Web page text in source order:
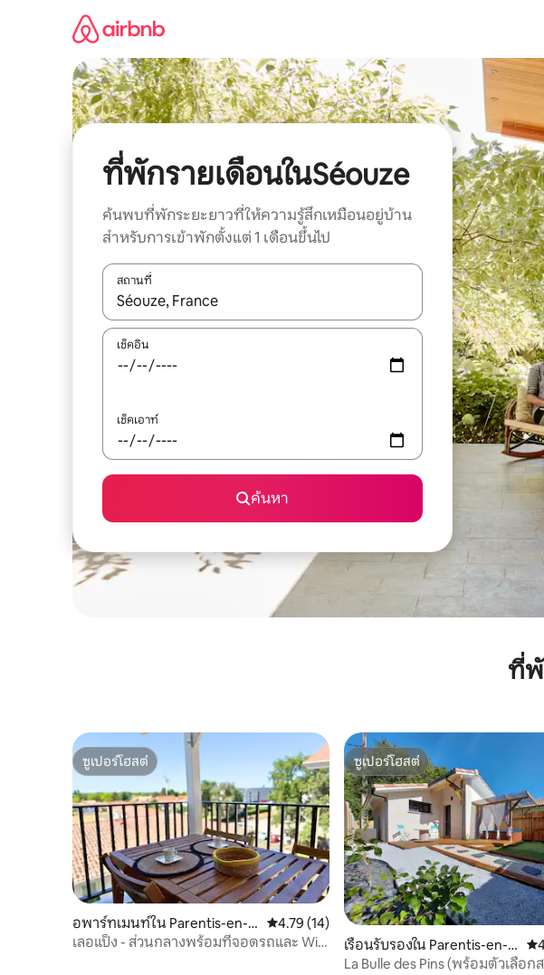
ที่พักรายเดือนในSéouze
ค้นพบที่พักระยะยาวที่ให้ความรู้สึกเหมือนอยู่บ้าน
สำหรับการเข้าพักตั้งแต่ 1 เดือนขึ้นไป
สถานที่
ใช้ลูกศรขึ้นลง หรือใช้การสัมผัสหรือปัด เพื่อสำรวจผลการค้นหา
เช็คอิน
เช็คเอาท์
ค้นหา
ที่พั
ซูเปอร์โฮสต์
ซูเปอร์โฮสต์
อพาร์ทเมนท์ใน Parentis-en-B
orn
คะแนนเฉลี่ย 4.79 จาก 5, 14 รีวิว
4.79 (14)
เลอแป็ง - ส่วนกลางพร้อมที่จอดรถและ Wi-
ซูเปอร์โฮสต์
ซูเปอร์โฮสต์
เรือนรับรองใน Parentis-en-B
orn
ค
La Bulle des Pins (พร้อมตัวเลือก